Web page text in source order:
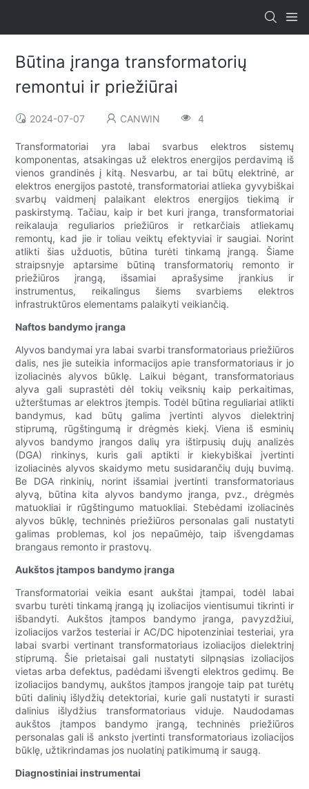
Būtina įranga transformatorių
remontui ir priežiūrai
2024-07-07 CANWIN 4
Transformatoriai yra labai svarbus elektros sistemų
komponentas, atsakingas už elektros energijos perdavimą iš
vienos grandinės į kitą. Nesvarbu, ar tai būtų elektrinė, ar
elektros energijos pastotė, transformatoriai atlieka gyvybiškai
svarbų vaidmenį palaikant elektros energijos tiekimą ir
paskirstymą. Tačiau, kaip ir bet kuri įranga, transformatoriai
reikalauja reguliarios priežiūros ir retkarčiais atliekamų
remontų, kad jie ir toliau veiktų efektyviai ir saugiai. Norint
atlikti šias užduotis, būtina turėti tinkamą įrangą. Šiame
straipsnyje aptarsime būtiną transformatorių remonto ir
priežiūros įrangą, išsamiai aprašysime įrankius ir
instrumentus, reikalingus šiems svarbiems elektros
infrastruktūros elementams palaikyti veikiančią.
Naftos bandymo įranga
Alyvos bandymai yra labai svarbi transformatoriaus priežiūros
dalis, nes jie suteikia informacijos apie transformatoriaus ir jo
izoliacinės alyvos būklę. Laikui bėgant, transformatoriaus
alyva gali suprastėti dėl tokių veiksnių kaip perkaitimas,
užterštumas ar elektros įtempis. Todėl būtina reguliariai atlikti
bandymus, kad būtų galima įvertinti alyvos dielektrinį
stiprumą, rūgštingumą ir drėgmės kiekį. Viena iš esminių
alyvos bandymo įrangos dalių yra ištirpusių dujų analizės
(DGA) rinkinys, kuris gali aptikti ir kiekybiškai įvertinti
izoliacinės alyvos skaidymo metu susidarančių dujų buvimą.
Be DGA rinkinių, norint išsamiai įvertinti transformatoriaus
alyvą, būtina kita alyvos bandymo įranga, pvz., drėgmės
matuokliai ir rūgštingumo matuokliai. Stebėdami izoliacinės
alyvos būklę, techninės priežiūros personalas gali nustatyti
galimas problemas, kol jos nepaūmėjo, taip išvengdamas
brangaus remonto ir prastovų.
Aukštos įtampos bandymo įranga
Transformatoriai veikia esant aukštai įtampai, todėl labai
svarbu turėti tinkamą įrangą jų izoliacijos vientisumui tikrinti ir
išbandyti. Aukštos įtampos bandymo įranga, pavyzdžiui,
izoliacijos varžos testeriai ir AC/DC hipotenziniai testeriai, yra
labai svarbi vertinant transformatoriaus izoliacijos dielektrinį
stiprumą. Šie prietaisai gali nustatyti silpnąsias izoliacijos
vietas arba defektus, padėdami išvengti elektros gedimų. Be
izoliacijos bandymų, aukštos įtampos įrangoje taip pat turėtų
būti dalinių išlydžių detektoriai, kurie gali nustatyti ir surasti
dalinius išlydžius transformatoriaus viduje. Naudodamas
aukštos įtampos bandymo įrangą, techninės priežiūros
personalas gali iš anksto įvertinti transformatoriaus izoliacijos
būklę, užtikrindamas jos nuolatinį patikimumą ir saugą.
Diagnostiniai instrumentai